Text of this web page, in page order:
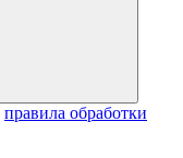
правила обработки